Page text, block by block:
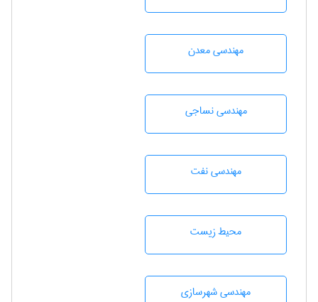
مهندسی معدن
مهندسي نساجی
مهندسی نفت
محيط زيست
مهندسی شهرسازی